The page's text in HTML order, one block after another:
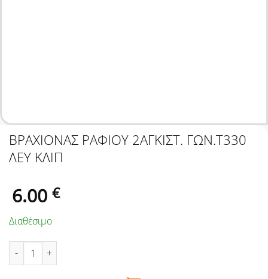
ΒΡΑΧΙΟΝΑΣ ΡΑΦΙΟΥ 2ΑΓΚΙΣΤ. ΓΩΝ.Τ330
ΛΕΥ ΚΛΙΠ
6.00 €
Διαθέσιμο
ΒΡΑΧΙΟΝΑΣ ΡΑΦΙΟΥ 2ΑΓΚΙΣΤ. ΓΩΝ.Τ330 ΛΕΥ ΚΛΙΠ ποσότητα